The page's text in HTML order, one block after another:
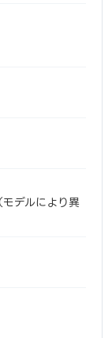
デルにより異